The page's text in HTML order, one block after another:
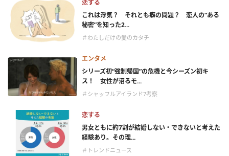
恋する
これは浮気？ それとも癖の問題？ 恋人の“ある
秘密”を知った2...
＃わたしだけの愛のカタチ
エンタメ
シリーズ初“強制帰国”の危機と今シーズン初キ
ス！ 女性が沼るモ...
＃シャッフルアイランド7考察
恋する
男女ともに約7割が結婚しない・できないと考えた
経験あり。その理...
＃トレンドニュース